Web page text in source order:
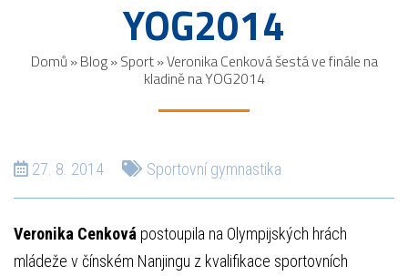
YOG2014
Domů »Blog»Sport»Veronika Cenková šestá ve finále na
kladině na YOG2014
27. 8. 2014 Sportovní gymnastika
Veronika Cenková postoupila na Olympijských hrách
mládeže v čínském Nanjingu z kvalifikace sportovních